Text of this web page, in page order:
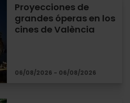
Proyecciones de
grandes óperas en los
cines de València
06/08/2026 - 06/08/2026